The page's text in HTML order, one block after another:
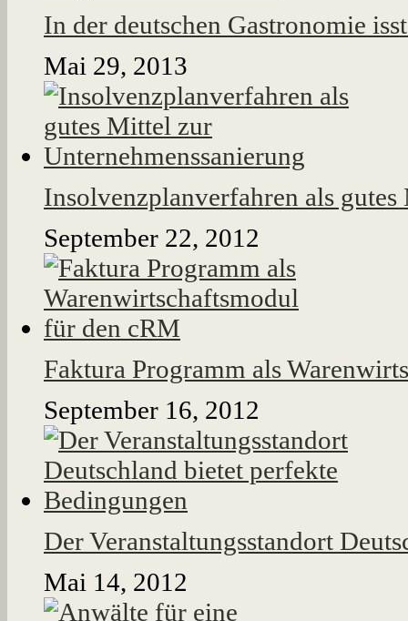
In der deutschen Gastronomie
Mai 29, 2013
Insolvenzplanverfahren als
September 22, 2012
Faktura Programm als
September 16, 2012
Der Veranstaltungsstandort
Mai 14, 2012